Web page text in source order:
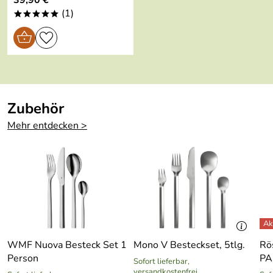
Geeignet für
Backofen:
Geeignet für
Spülmaschine:
Geeignet für
ja
Im
Geschenkkarto
***** (1)
Zubehör
Mehr entdecken >
WMF Nuova Besteck Set 1
Person
Mono V Besteckset, 5tlg.
Sofort lieferbar,